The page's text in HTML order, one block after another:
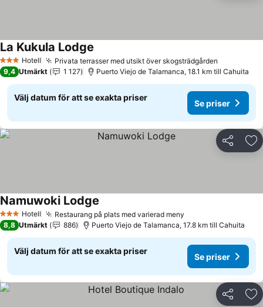
3 StjärnorHotell Privata terrasser med utsikt över skogsträdgården
La Kukula Lodge
9,4 Utmärkt 1 127 Puerto Viejo de Talamanca, 18.1 km till Cahuita
Välj datum för att se exakta priser
Se priser
Dela
3 StjärnorHotell Restaurang på plats med varierad meny
Namuwoki Lodge
8,8 Utmärkt 886 Puerto Viejo de Talamanca, 17.8 km till Cahuita
Välj datum för att se exakta priser
Se priser
Dela